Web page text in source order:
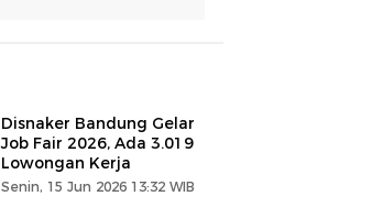
Disnaker Bandung Gelar
Job Fair 2026, Ada 3.019
Lowongan Kerja
Senin, 15 Jun 2026 13:32 WIB